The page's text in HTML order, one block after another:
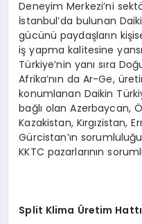
Deneyim Merkezi’ni
İstanbul’da bulunan
gücünü paydaşların
iş yapma kalitesine
Türkiye’nin yanı sıra
Afrika’nın da Ar-Ge,
konumlanan Daikin
bağlı olan Azerbaycan,
Kazakistan, Kırgızistan,
Gürcistan’ın
KKTC pazarlarının
Split Klima Üretim